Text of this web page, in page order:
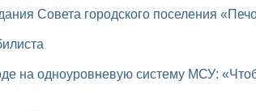
Совета городского поселения